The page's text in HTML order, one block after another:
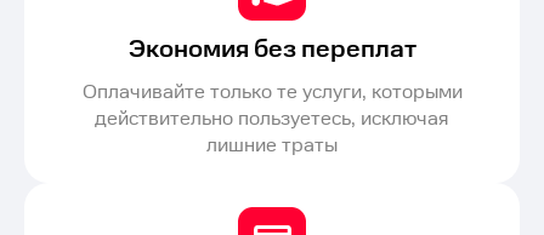
Экономия без переплат
Оплачивайте только те услуги, которыми
действительно пользуетесь, исключая
лишние траты